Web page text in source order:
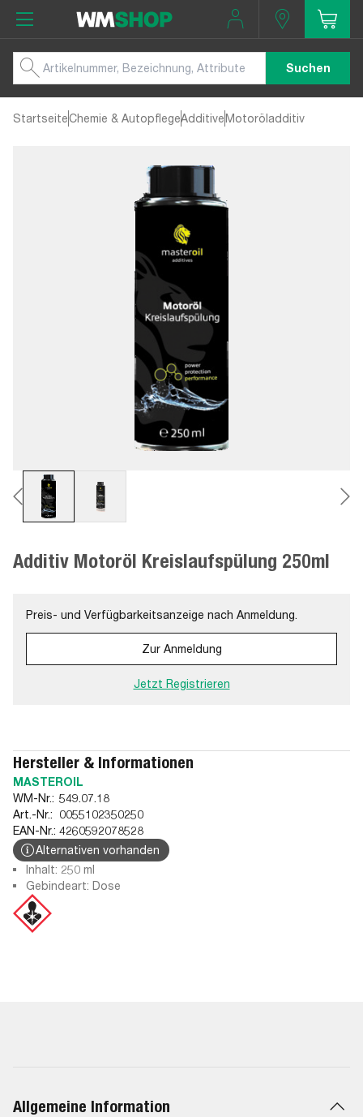
Suchen
StartseiteChemie & AutopflegeAdditiveMotoröladditiv
Additiv Motoröl Kreislaufspülung 250ml
Preis- und Verfügbarkeitsanzeige nach Anmeldung.
Zur Anmeldung
Jetzt Registrieren
Hersteller & Informationen
MASTEROIL
WM-Nr.: 549.07.18
Art.-Nr.: 0055102350250
EAN-Nr.: 4260592078528
Alternativen vorhanden
Inhalt: 250 ml
Gebindeart: Dose
Allgemeine Information